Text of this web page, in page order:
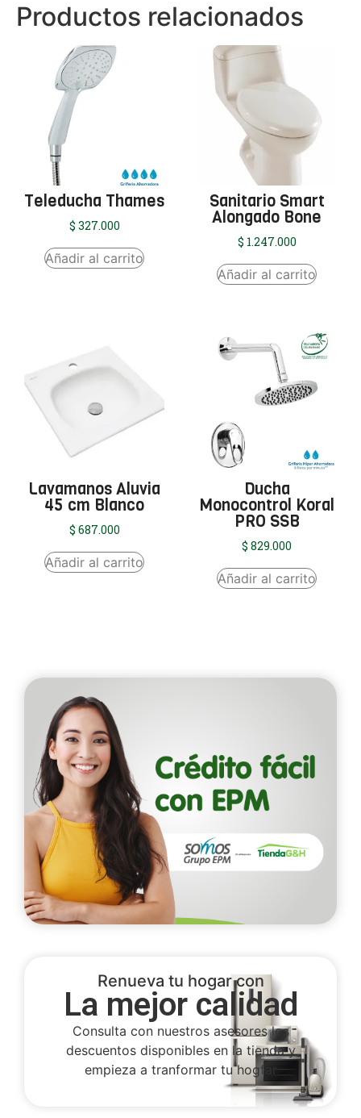
Productos relacionados
Teleducha Thames
$ 327.000
Añadir al carrito
Sanitario Smart
Alongado Bone
$ 1.247.000
Añadir al carrito
Lavamanos Aluvia
45 cm Blanco
$ 687.000
Añadir al carrito
Ducha
Monocontrol Koral
PRO SSB
$ 829.000
Añadir al carrito
Renueva tu hogar con
La mejor calidad
Consulta con nuestros asesores los
descuentos disponibles en la tienda y
empieza a tranformar tu hogfar